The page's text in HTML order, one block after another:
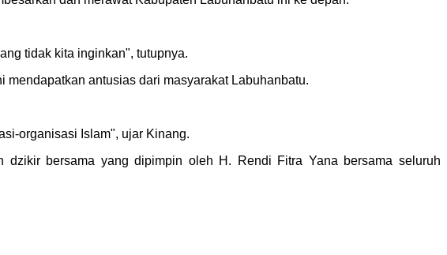
tidak kita inginkan", tutupnya.
antusias dari masyarakat Labuhanbatu.
organisasi Islam", ujar Kinang.
bersama yang dipimpin oleh H. Rendi Fitra Yana bersama seluruh